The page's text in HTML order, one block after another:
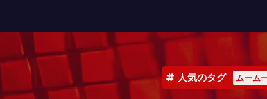
人気のタグ ムーム